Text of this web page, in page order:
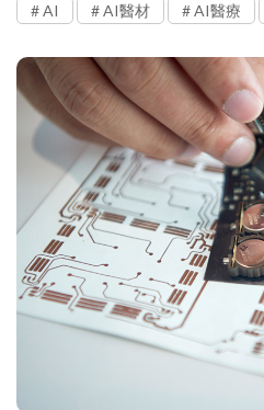
AI AI醫材 AI醫療